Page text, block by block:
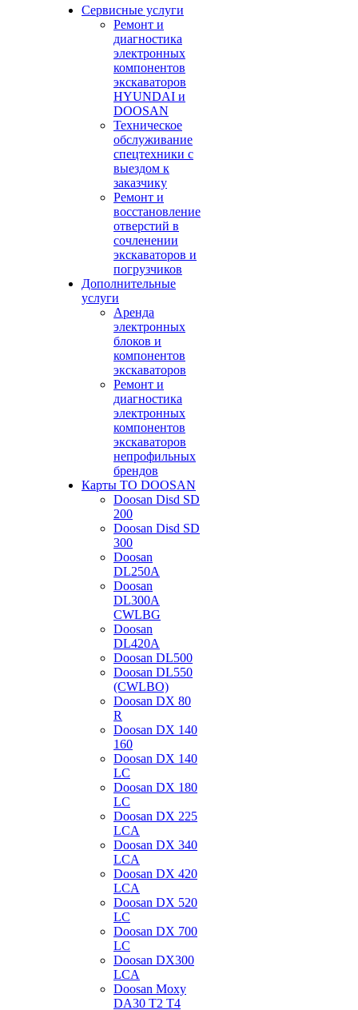
Сервисные услуги
Ремонт и
диагностика
электронных
компонентов
экскаваторов
HYUNDAI и
DOOSAN
Техническое
обслуживание
спецтехники с
выездом к
заказчику
Ремонт и
восстановление
отверстий в
сочленении
экскаваторов и
погрузчиков
Дополнительные
услуги
Аренда
электронных
блоков и
компонентов
экскаваторов
Ремонт и
диагностика
электронных
компонентов
экскаваторов
непрофильных
брендов
Карты ТО DOOSAN
Doosan Disd SD
200
Doosan Disd SD
300
Doosan
DL250A
Doosan
DL300A
CWLBG
Doosan
DL420A
Doosan DL500
Doosan DL550
(CWLBO)
Doosan DX 80
R
Doosan DX 140
160
Doosan DX 140
LC
Doosan DX 180
LC
Doosan DX 225
LCA
Doosan DX 340
LCA
Doosan DX 420
LCA
Doosan DX 520
LC
Doosan DX 700
LC
Doosan DX300
LCA
Doosan Moxy
DA30 T2 T4